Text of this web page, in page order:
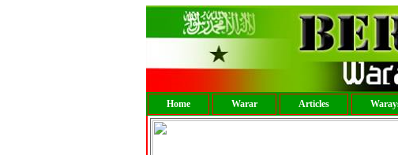
Home Warar Articles